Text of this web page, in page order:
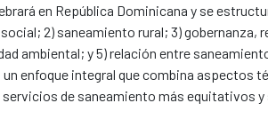
en República Dominicana y se
2) saneamiento rural; 3)
ambiental; y 5) relación entre
enfoque integral que combina aspectos
de saneamiento más equitativos y